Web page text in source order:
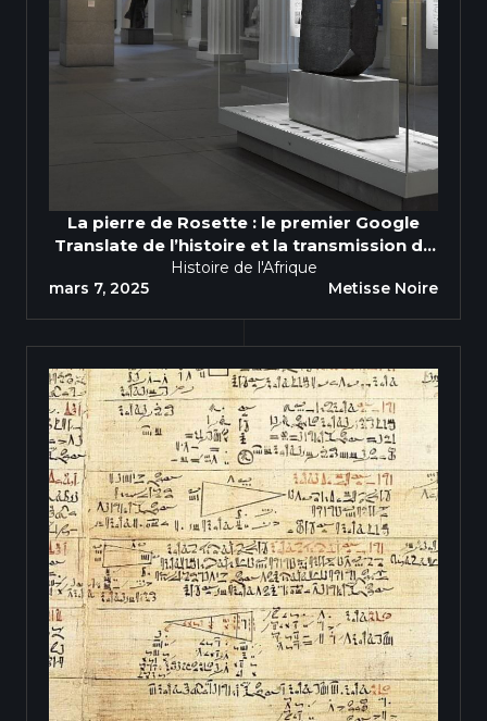
La pierre de Rosette : le premier Google
Translate de l’histoire et la transmission du
savoir africain
Histoire de l'Afrique
mars 7, 2025
Metisse Noire